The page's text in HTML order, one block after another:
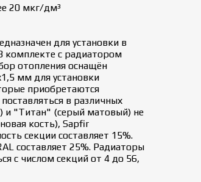
20 мкг/дм³
для установки в
комплекте с радиатором
отопления оснащён
мм для установки
приобретаются
в различных
и "Титан" (серый матовый) не
кость), Sapfir
секции составляет 15%.
составляет 25%. Радиаторы
с числом секций от 4 до 56,